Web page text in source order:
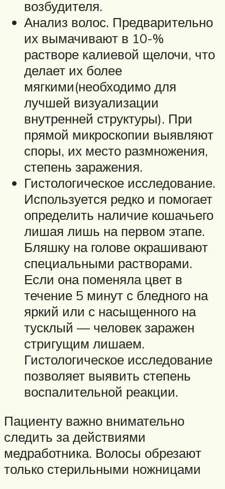
возбудителя.
Анализ волос. Предварительно
их вымачивают в 10-%
растворе калиевой щелочи, что
делает их более
мягкими(необходимо для
лучшей визуализации
внутренней структуры). При
прямой микроскопии выявляют
споры, их место размножения,
степень заражения.
Гистологическое исследование.
Используется редко и помогает
определить наличие кошачьего
лишая лишь на первом этапе.
Бляшку на голове окрашивают
специальными растворами.
Если она поменяла цвет в
течение 5 минут с бледного на
яркий или с насыщенного на
тусклый — человек заражен
стригущим лишаем.
Гистологическое исследование
позволяет выявить степень
воспалительной реакции.
Пациенту важно внимательно
следить за действиями
медработника. Волосы обрезают
только стерильными ножницами